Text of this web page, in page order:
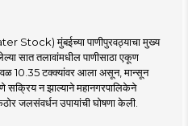
Stock) मुंबईच्या पाणीपुरवठ्याचा मुख्य
सात तलावांमधील पाणीसाठा एकूण
10.35 टक्क्यांवर आला असून, मान्सून
सक्रिय न झाल्याने महानगरपालिकेने
जलसंवर्धन उपायांची घोषणा केली.